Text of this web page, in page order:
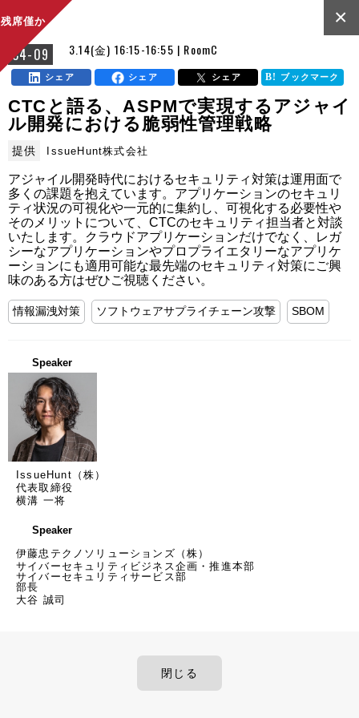
C4-09 3.14(金) 16:15-16:55 | RoomC
×
シェア シェア シェア ブックマーク
残席僅か
CTCと語る、ASPMで実現するアジャイ
ル開発における脆弱性管理戦略
提供 IssueHunt株式会社
アジャイル開発時代におけるセキュリティ対策は運用面で
多くの課題を抱えています。アプリケーションのセキュリ
ティ状況の可視化や一元的に集約し、可視化する必要性や
そのメリットについて、CTCのセキュリティ担当者と対談
いたします。クラウドアプリケーションだけでなく、レガ
シーなアプリケーションやプロプライエタリーなアプリケ
ーションにも適用可能な最先端のセキュリティ対策にご興
味のある方はぜひご視聴ください。
情報漏洩対策 ソフトウェアサプライチェーン攻撃 SBOM
Speaker
IssueHunt（株）
代表取締役
横溝 一将
Speaker
伊藤忠テクノソリューションズ（株）
サイバーセキュリティビジネス企画・推進本部
サイバーセキュリティサービス部
部長
大谷 誠司
閉じる